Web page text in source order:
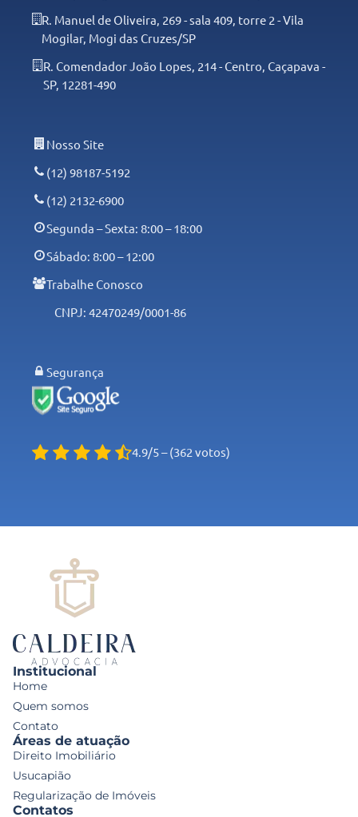
R. Manuel de Oliveira, 269 - sala 409, torre 2 - Vila
Mogilar, Mogi das Cruzes/SP
R. Comendador João Lopes, 214 - Centro, Caçapava -
SP, 12281-490
Nosso Site
(12) 98187-5192
(12) 2132-6900
Segunda – Sexta: 8:00 – 18:00
Sábado: 8:00 – 12:00
Trabalhe Conosco
CNPJ: 42470249/0001-86
Segurança
4.9/5 – (362 votos)
Institucional
Home
Quem somos
Contato
Áreas de atuação
Direito Imobiliário
Usucapião
Regularização de Imóveis
Contatos